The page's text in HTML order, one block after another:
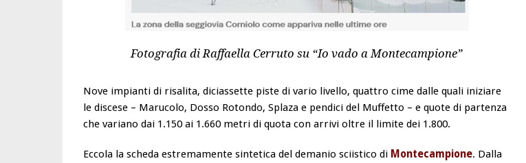
Fotografia di Raffaella Cerruto su “Io vado a Montecampione”
Nove impianti di risalita, diciassette piste di vario livello, quattro cime dalle quali iniziare
le discese – Marucolo, Dosso Rotondo, Splaza e pendici del Muffetto – e quote di partenza
che variano dai 1.150 ai 1.660 metri di quota con arrivi oltre il limite dei 1.800.
Eccola la scheda estremamente sintetica del demanio sciistico di Montecampione. Dalla